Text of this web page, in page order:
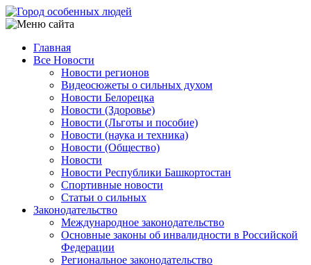
Перейти
к
содержанию
Main
navigation
Главная
Все Новости
Новости регионов
Видеосюжеты о сильных духом
Новости Белорецка
Новости (Здоровье)
Новости (Льготы и пособие)
Новости (наука и техника)
Новости (Общество)
Новости
Новости Республики Башкортостан
Спортивные новости
Статьи о сильных
Законодательство
Международное законодательство
Основные законы об инвалидности в Российской
Федерации
Региональное законодательство